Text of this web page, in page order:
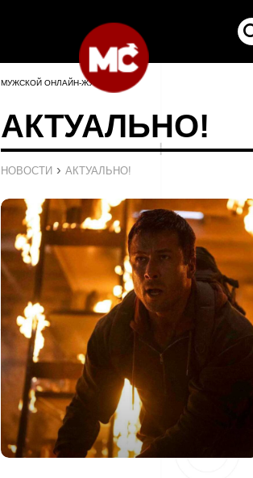
МУЖСКОЙ ОНЛАЙН-ЖУРНАЛ
АКТУАЛЬНО!
НОВОСТИ › АКТУАЛЬНО!